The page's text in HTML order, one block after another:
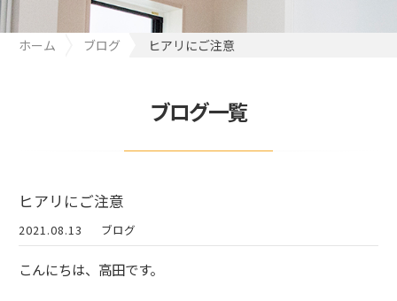
ホーム ブログ ヒアリにご注意
ブログ一覧
ヒアリにご注意
2021.08.13 ブログ
こんにちは、高田です。